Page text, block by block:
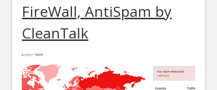
FireWall, AntiSpam by
CleanTalk